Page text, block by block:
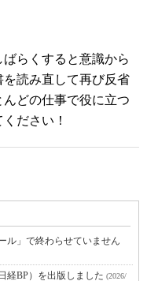
らくすると意識から
読み直して再び反省
どの仕事で役に立つ
ださい！
ル」で終わらせていません
経BP）を出版しました (2026/